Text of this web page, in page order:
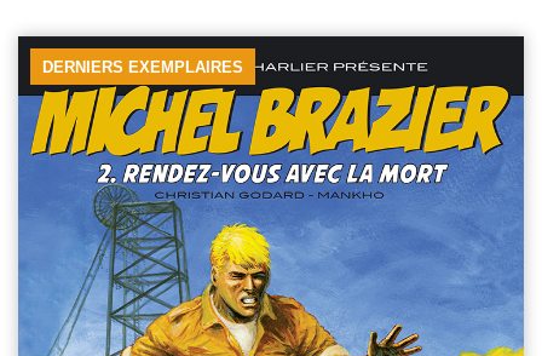
DERNIERS EXEMPLAIRES